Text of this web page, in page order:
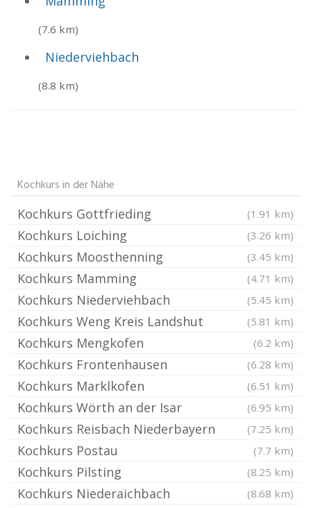
(7.6 km)
Niederviehbach
(8.8 km)
Kochkurs in der Nähe
Kochkurs Gottfrieding (1.91 km)
Kochkurs Loiching (3.26 km)
Kochkurs Moosthenning (3.45 km)
Kochkurs Mamming (4.71 km)
Kochkurs Niederviehbach (5.45 km)
Kochkurs Weng Kreis Landshut (5.81 km)
Kochkurs Mengkofen (6.2 km)
Kochkurs Frontenhausen (6.28 km)
Kochkurs Marklkofen (6.51 km)
Kochkurs Wörth an der Isar (6.95 km)
Kochkurs Reisbach Niederbayern (7.25 km)
Kochkurs Postau (7.7 km)
Kochkurs Pilsting (8.25 km)
Kochkurs Niederaichbach (8.68 km)